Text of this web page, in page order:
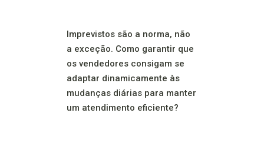
Imprevistos são a norma, não
a exceção. Como garantir que
os vendedores consigam se
adaptar dinamicamente às
mudanças diárias para manter
um atendimento eficiente?